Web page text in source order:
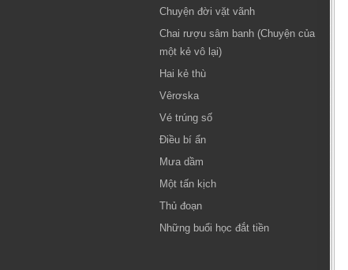
Chuyện đời vặt vãnh
Chai rượu sâm banh (Chuyện của
một kẻ vô lại)
Hai kẻ thù
Vêrơska
Vé trúng số
Điều bí ẩn
Mưa dầm
Một tấn kịch
Thủ đoạn
Những buổi học đắt tiền